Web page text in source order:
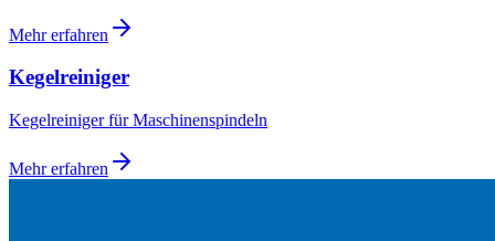
Mehr erfahren
Kegelreiniger
Kegelreiniger für Maschinenspindeln
Mehr erfahren